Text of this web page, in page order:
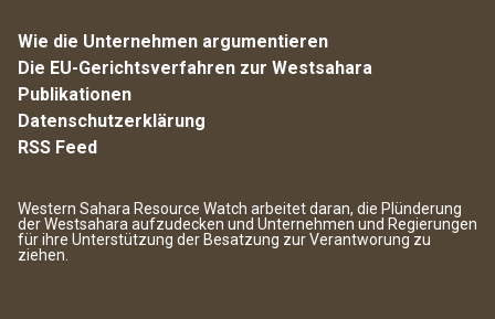
Wie die Unternehmen argumentieren
Die EU-Gerichtsverfahren zur Westsahara
Publikationen
Datenschutzerklärung
RSS Feed
Western Sahara Resource Watch arbeitet daran, die Plünderung
der Westsahara aufzudecken und Unternehmen und Regierungen
für ihre Unterstützung der Besatzung zur Verantworung zu
ziehen.